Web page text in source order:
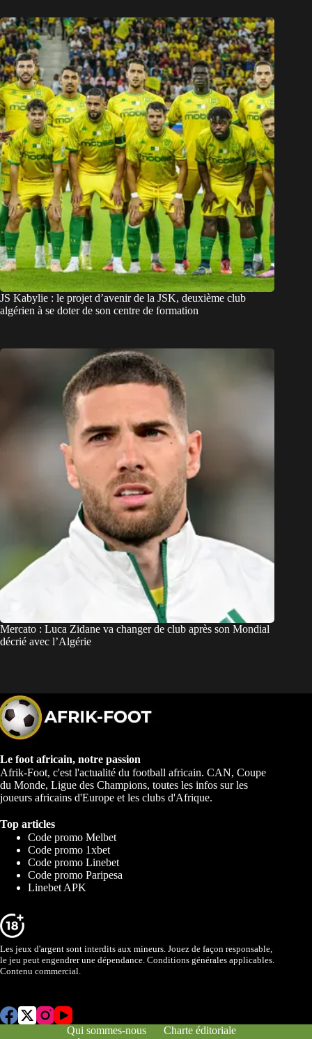
JS Kabylie : le projet d’avenir de la JSK, deuxième club
algérien à se doter de son centre de formation
Mercato : Luca Zidane va changer de club après son Mondial
décrié avec l’Algérie
Le foot africain, notre passion
Afrik-Foot, c'est l'actualité du football africain. CAN, Coupe
du Monde, Ligue des Champions, toutes les infos sur les
joueurs africains d'Europe et les clubs d'Afrique.
Top articles
Code promo Melbet
Code promo 1xbet
Code promo Linebet
Code promo Paripesa
Linebet APK
Les jeux d'argent sont interdits aux mineurs. Jouez de façon responsable,
le jeu peut engendrer une dépendance. Conditions générales applicables.
Contenu commercial.
Qui sommes-nous
Charte éditoriale